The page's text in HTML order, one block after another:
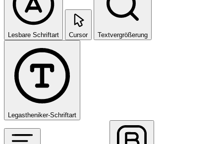
Lesbare Schriftart Cursor Textvergrößerung
Legastheniker-Schriftart